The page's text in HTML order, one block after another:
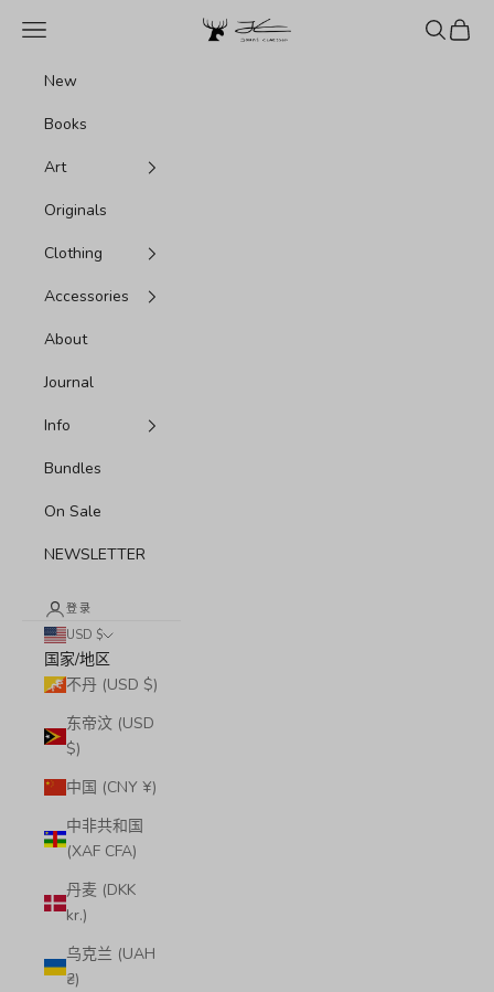
Jonas Claesson Shop
菜单 搜索购物车
New
Books
Art
Originals
Clothing
Accessories
About
Journal
Info
Bundles
On Sale
NEWSLETTER
登录
USD $
国家/地区
不丹 (USD $)
东帝汶 (USD
$)
中国 (CNY ¥)
中非共和国
(XAF CFA)
丹麦 (DKK
kr.)
乌克兰 (UAH
₴)